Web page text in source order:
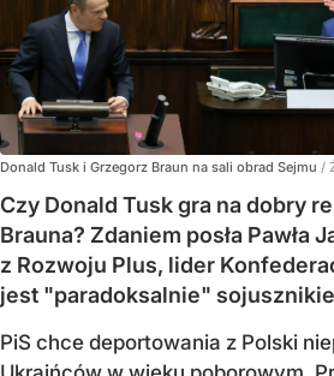
Donald Tusk i Grzegorz Braun na sali obrad Sejmu /
Czy Donald Tusk gra na dobry
Brauna? Zdaniem posła Pawła
z Rozwoju Plus, lider
jest "paradoksalnie"
PiS chce deportowania z Polski